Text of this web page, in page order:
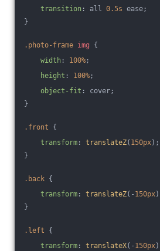
transition : all 0.5s ease;
}
.photo-frame img {
width : 100%;
height : 100%;
object-fit : cover;
}
.front {
transform : translateZ( 150px);
}
.back {
transform : translateZ(- 150px)
}
.left {
transform : translateX(- 150px)